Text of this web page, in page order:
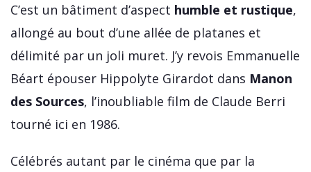
C’est un bâtiment d’aspect humble et rustique,
allongé au bout d’une allée de platanes et
délimité par un joli muret. J’y revois Emmanuelle
Béart épouser Hippolyte Girardot dans Manon
des Sources, l’inoubliable film de Claude Berri
tourné ici en 1986.
Célébrés autant par le cinéma que par la